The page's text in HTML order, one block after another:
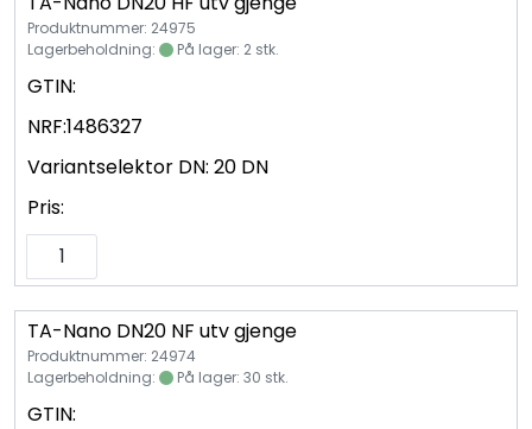
Produktnummer: 24975
Lagerbeholdning:
På lager: 2 stk.
GTIN:
NRF:1486327
Variantselektor DN: 20 DN
Pris:
TA-Nano DN20 NF utv gjenge
Produktnummer: 24974
Lagerbeholdning:
På lager: 30 stk.
GTIN: